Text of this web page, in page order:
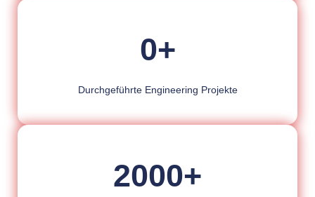
Durchgeführte Engineering Projekte
0+
2000+